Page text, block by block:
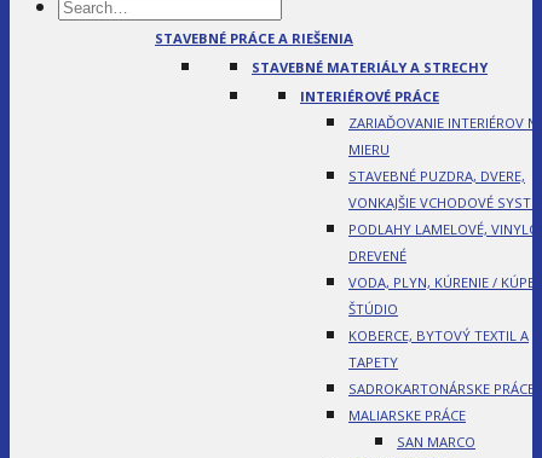
SLUŽBY
STAVEBNÉ PRÁCE A RIEŠENIA
STAVEBNÉ MATERIÁLY A STRECHY
INTERIÉROVÉ PRÁCE
ZARIAĎOVANIE INTERIÉROV
MIERU
STAVEBNÉ PUZDRA, DVERE,
VONKAJŠIE VCHODOVÉ
PODLAHY LAMELOVÉ,
DREVENÉ
VODA, PLYN, KÚRENIE /
ŠTÚDIO
KOBERCE, BYTOVÝ TEXTIL A
TAPETY
SADROKARTONÁRSKE PRÁCE
MALIARSKE PRÁCE
SAN MARCO